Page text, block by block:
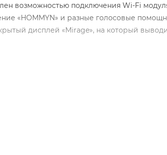
возможностью подключения Wi-Fi
«HOMMYN» и разные голосовые
дисплей «Mirage», на который